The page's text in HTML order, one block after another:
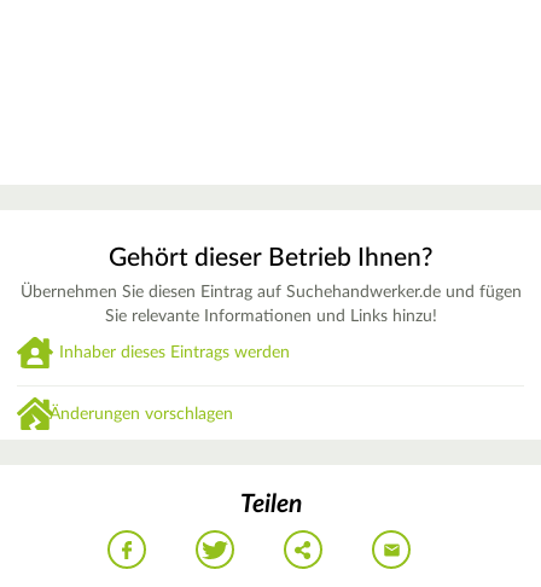
Gehört dieser Betrieb Ihnen?
Übernehmen Sie diesen Eintrag auf Suchehandwerker.de und fügen
Sie relevante Informationen und Links hinzu!
Inhaber dieses Eintrags werden
Änderungen vorschlagen
Teilen